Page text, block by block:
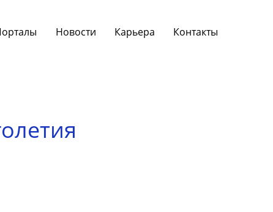
Новости Карьера Контакты